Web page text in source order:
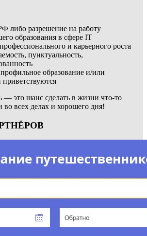
либо разрешение на работу
образования в сфере IT
и карьерного роста
пунктуальность,
образование и/или
это шанс сделать в жизни что-то
во всех делах и хорошего дня!